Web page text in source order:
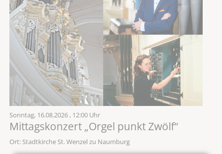
Sonntag, 16.08.2026 , 12:00 Uhr
Mittagskonzert „Orgel punkt Zwölf“
Ort: Stadtkirche St. Wenzel zu Naumburg